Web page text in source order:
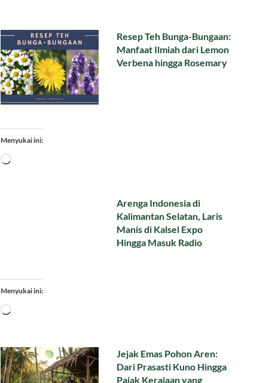
Resep Teh Bunga-Bungaan:
Manfaat Ilmiah dari Lemon
Verbena hingga Rosemary
Menyukai ini:
Memuat...
Arenga Indonesia di
Kalimantan Selatan, Laris
Manis di Kalsel Expo
Hingga Masuk Radio
Menyukai ini:
Memuat...
Jejak Emas Pohon Aren:
Dari Prasasti Kuno Hingga
Pajak Kerajaan yang